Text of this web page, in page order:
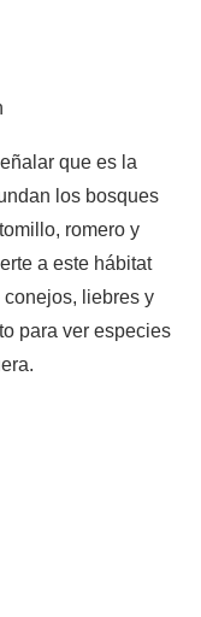
que es la
los bosques
romero y
a este hábitat
liebres y
para ver especies